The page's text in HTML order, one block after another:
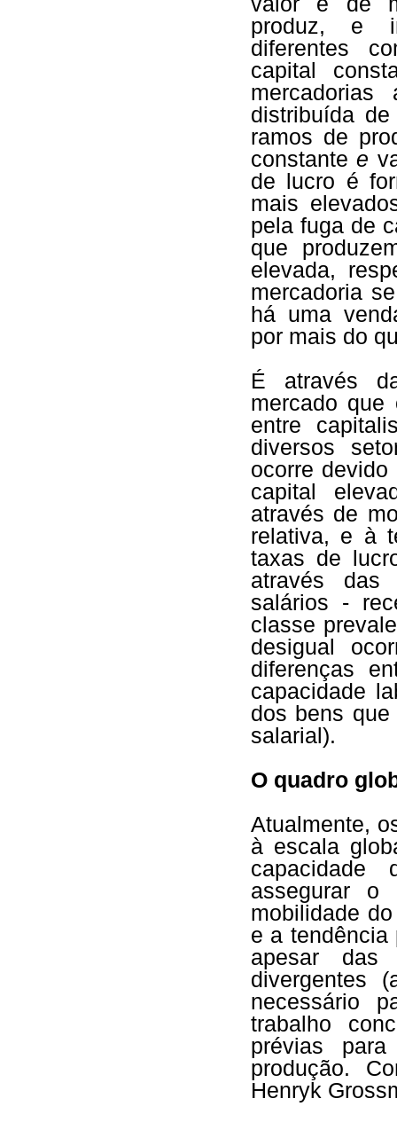
produz, e
diferentes
capital
distribuída
ramos de
constantee
de lucro é
mais
pela fuga de
que
elevada,
mercadoria
há uma
por mais do
É através
mercado
entre
diversos
ocorre
capital
através de
relativa, e à
taxas de
através das
salários -
classe
desigual
diferenças
capacidade
dos bens
salarial).
O quadro
Atualmente,
à escala
capacidade
assegurar o
mobilidade
e a tendência
apesar das
divergentes
necessário
trabalho
prévias
produção.
Henryk